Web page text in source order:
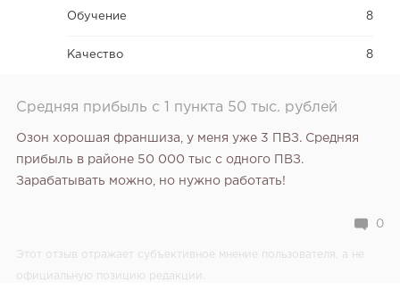
Обучение 8
Качество 8
Средняя прибыль с 1 пункта 50 тыс. рублей
Озон хорошая франшиза, у меня уже 3 ПВЗ. Средняя
прибыль в районе 50 000 тыс с одного ПВЗ.
Зарабатывать можно, но нужно работать!
0
Этот отзыв отражает субъективное мнение пользователя, а не
официальную позицию редакции.